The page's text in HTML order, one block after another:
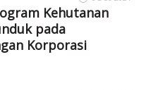
Kehutanan
pada
Korporasi